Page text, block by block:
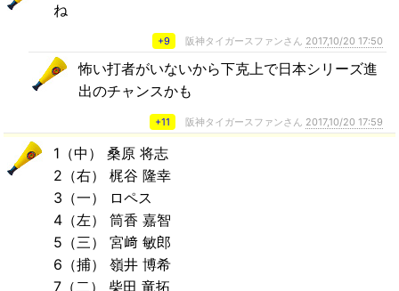
ね
+9 阪神タイガースファンさん 2017,10/20 17:50
怖い打者がいないから下克上で日本シリーズ進
出のチャンスかも
+11 阪神タイガースファンさん 2017,10/20 17:59
1（中） 桑原 将志
2（右） 梶谷 隆幸
3（一） ロペス
4（左） 筒香 嘉智
5（三） 宮﨑 敏郎
6（捕） 嶺井 博希
7（二） 柴田 竜拓